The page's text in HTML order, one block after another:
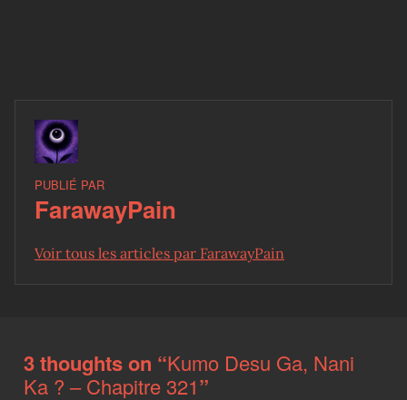
PUBLIÉ PAR
FarawayPain
Voir tous les articles par FarawayPain
3 thoughts on “Kumo Desu Ga, Nani
Ka ? – Chapitre 321”